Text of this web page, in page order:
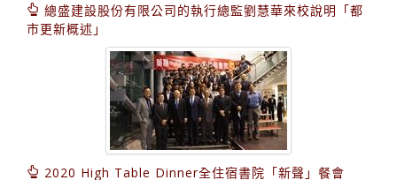
總盛建設股份有限公司的執行總監劉慧華來校說明「都
市更新概述」
2020 High Table Dinner全住宿書院「新聲」餐會